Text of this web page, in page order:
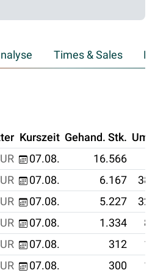
Times & Sales
Kurszeit Gehand. Stk.
07.08. 16.566
07.08. 6.167
07.08. 5.227
07.08. 1.334
07.08. 312
07.08. 300